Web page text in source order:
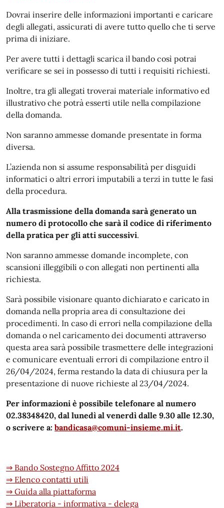
Dovrai inserire delle informazioni importanti e caricare
degli allegati, assicurati di avere tutto quello che ti serve
prima di iniziare.
Per avere tutti i dettagli scarica il bando così potrai
verificare se sei in possesso di tutti i requisiti richiesti.
Inoltre, tra gli allegati troverai materiale informativo ed
illustrativo che potrà esserti utile nella compilazione
della domanda.
Non saranno ammesse domande presentate in forma
diversa.
L’azienda non si assume responsabilità per disguidi
informatici o altri errori imputabili a terzi in tutte le fasi
della procedura.
Alla trasmissione della domanda sarà generato un
numero di protocollo che sarà il codice di riferimento
della pratica per gli atti successivi.
Non saranno ammesse domande incomplete, con
scansioni illeggibili o con allegati non pertinenti alla
richiesta.
Sarà possibile visionare quanto dichiarato e caricato in
domanda nella propria area di consultazione dei
procedimenti. In caso di errori nella compilazione della
domanda o nel caricamento dei documenti attraverso
questa area sarà possibile trasmettere delle integrazioni
e comunicare eventuali errori di compilazione entro il
26/04/2024, ferma restando la data di chiusura per la
presentazione di nuove richieste al 23/04/2024.
Per informazioni è possibile telefonare al numero
02.38348420, dal lunedì al venerdì dalle 9.30 alle 12.30,
o scrivere a: bandicasa@comuni-insieme.mi.it.
⇒ Bando Sostegno Affitto 2024
⇒ Elenco contatti utili
⇒ Guida alla piattaforma
⇒ Liberatoria - informativa - delega